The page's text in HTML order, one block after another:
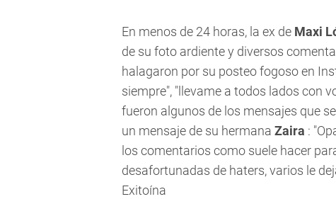
En menos de 24 horas, la ex de Maxi
de su foto ardiente y diversos
halagaron por su posteo fogoso en
siempre", "llevame a todos lados con
fueron algunos de los mensajes que
un mensaje de su hermana Zaira :
los comentarios como suele hacer
desafortunadas de haters, varios le
Exitoína